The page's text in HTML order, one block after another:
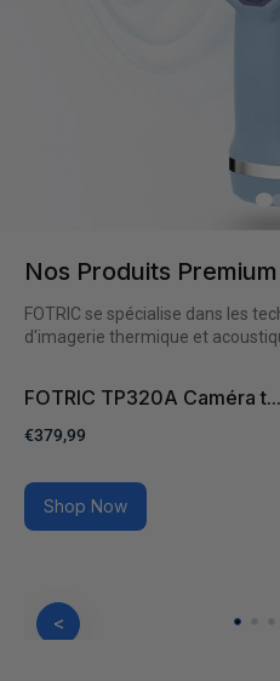
Nos Produits Premium
FOTRIC se spécialise dans les
d'imagerie thermique et
FOTRIC TP320A Caméra t...
€379,99
Shop Now
<